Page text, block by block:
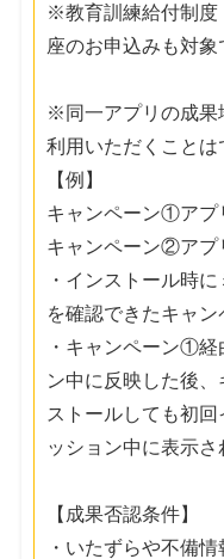
※教育訓練給付制度
座のお申込みも対象
※同一アプリの成果
利用いただくことは
【例】
キャンペーン①アプ
キャンペーン②アプ
・インストール時
を確認できたキャン
・キャンペーン①経
ン中に反映した後
ストールしても初
ッション中に表示さ
【成果否認条件】
・いたずらや不備